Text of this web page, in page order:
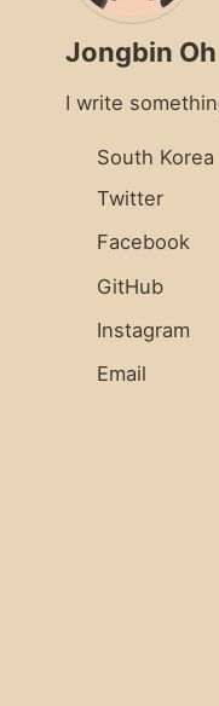
Jongbin Oh
I write
South Korea
Twitter
Facebook
GitHub
Instagram
Email